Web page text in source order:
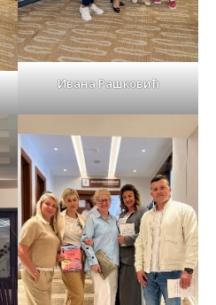
Ивана Рашковић